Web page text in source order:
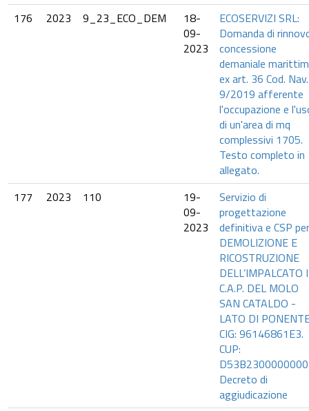
176
2023 9_23_ECO_DEM
18-
09-
2023
ECOSERVIZI SRL:
Domanda di
concessione
demaniale
ex art. 36 Cod.
9/2019 afferente
l'occupazione e
di un'area di mq
complessivi 1705.
Testo completo in
allegato.
177
2023 110
19-
09-
2023
Servizio di
progettazione
definitiva e CSP
DEMOLIZIONE E
RICOSTRUZIONE
DELL’IMPALCATO
C.A.P. DEL MOLO
SAN CATALDO -
LATO DI
CIG: 96146861E3.
CUP:
Decreto di
aggiudicazione